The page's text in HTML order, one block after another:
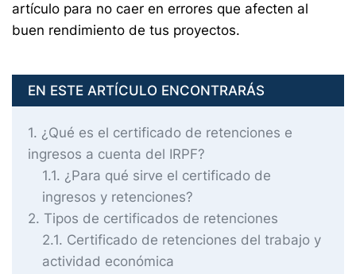
artículo para no caer en errores que afecten al
buen rendimiento de tus proyectos.
EN ESTE ARTÍCULO ENCONTRARÁS
1 ¿Qué es el certificado de retenciones e
ingresos a cuenta del IRPF?
1.1 ¿Para qué sirve el certificado de
ingresos y retenciones?
2 Tipos de certificados de retenciones
2.1 Certificado de retenciones del trabajo y
actividad económica